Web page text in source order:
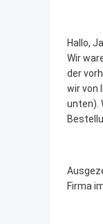
Hallo,
Wir
der
wir von
unten).
Firma